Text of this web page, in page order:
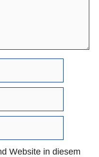
Website in diesem